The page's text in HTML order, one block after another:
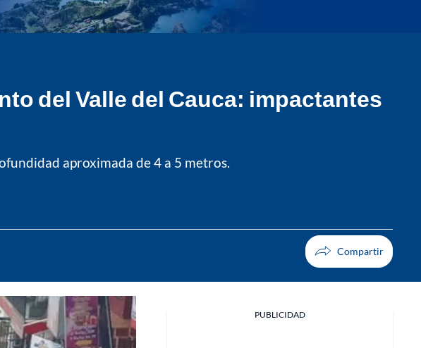
del Valle del Cauca: impactantes
aproximada de 4 a 5 metros.
PUBLICIDAD